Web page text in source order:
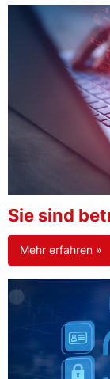
Sie sind
Mehr erfahren »